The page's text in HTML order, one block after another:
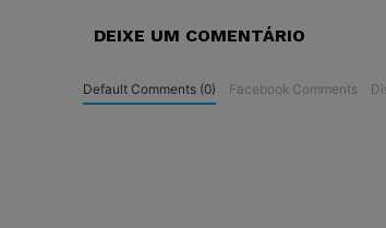
DEIXE UM COMENTÁRIO
Default Comments (0) Facebook Comments